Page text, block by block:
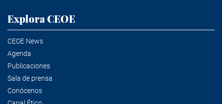
Explora CEOE
CEOE News
Agenda
Publicaciones
Sala de prensa
Conócenos